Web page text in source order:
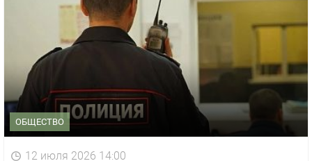
ОБЩЕСТВО
12 июля 2026 14:00